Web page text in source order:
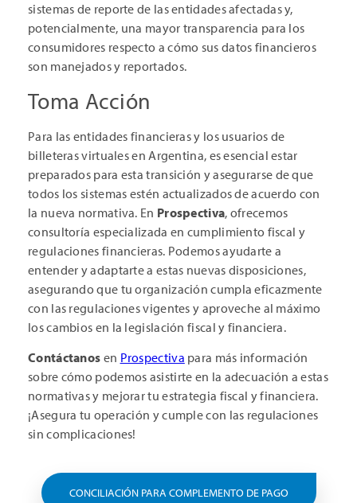
sistemas de reporte de las entidades afectadas y,
potencialmente, una mayor transparencia para los
consumidores respecto a cómo sus datos financieros
son manejados y reportados.
Toma Acción
Para las entidades financieras y los usuarios de
billeteras virtuales en Argentina, es esencial estar
preparados para esta transición y asegurarse de que
todos los sistemas estén actualizados de acuerdo con
la nueva normativa. En Prospectiva, ofrecemos
consultoría especializada en cumplimiento fiscal y
regulaciones financieras. Podemos ayudarte a
entender y adaptarte a estas nuevas disposiciones,
asegurando que tu organización cumpla eficazmente
con las regulaciones vigentes y aproveche al máximo
los cambios en la legislación fiscal y financiera.
Contáctanos en Prospectiva para más información
sobre cómo podemos asistirte en la adecuación a estas
normativas y mejorar tu estrategia fiscal y financiera.
¡Asegura tu operación y cumple con las regulaciones
sin complicaciones!
CONCILIACIÓN PARA COMPLEMENTO DE PAGO